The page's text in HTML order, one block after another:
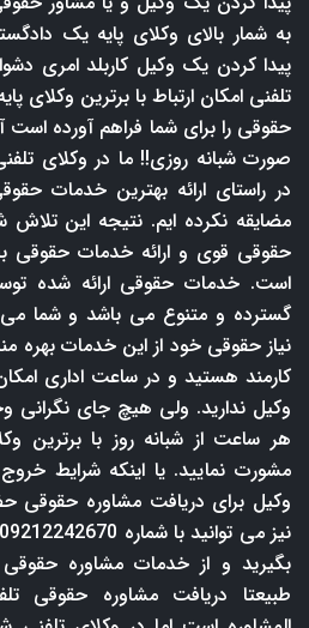
به شمار بالای وکلای پایه یک
پیدا کردن یک وکیل کاربلد امری
تلفنی امکان ارتباط با برترین
حقوقی را برای شما فراهم آورده
صورت شبانه روزی!! ما در وکلای
در راستای ارائه بهترین خدمات
مضایقه نکرده ایم. نتیجه این
حقوقی قوی و ارائه خدمات
است. خدمات حقوقی ارائه شده
گسترده و متنوع می باشد و شما می
نیاز حقوقی خود از این خدمات بهره
کارمند هستید و در ساعت اداری
وکیل ندارید. ولی هیچ جای نگرانی
هر ساعت از شبانه روز با برترین
مشورت نمایید. یا اینکه شرایط
وکیل برای دریافت مشاوره حقوقی
بگیرید و از خدمات مشاوره
طبیعتا دریافت مشاوره حقوقی